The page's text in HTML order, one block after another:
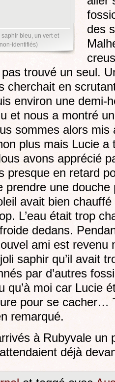
bleu, un vert et
identifiés)
des
pas trouvé un seul.
cherchait en
environ une demi-
et nous a montré
sommes alors
plus mais Lucie
avons apprécié
presque en retard
prendre une
avait bien
L’eau était trop
dedans.
ami est revenu
saphir qu’il avait
par d’autres
qu’à moi car Lucie
pour se cacher…
remarqué.
à Rubyvale un
déjà